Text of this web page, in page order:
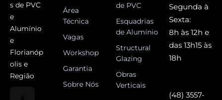
s de PVC
e
Alumínio
e
Florianóp
olis e
Região
Área
Técnica
Vagas
Workshop
Garantia
Sobre Nós
de PVC
Esquadrias
de Alumínio
Structural
Glazing
Obras
Verticais
Segunda à
Sexta:
8h às 12h e
das 13h15 às
18h
(48) 3557-